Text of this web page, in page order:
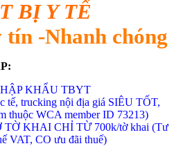
BỊ Y TẾ
-Nhanh chóng
KHẨU TBYT
trucking nội địa giá SIÊU TỐT,
thuộc WCA member ID 73213)
KHAI CHỈ TỪ 700k/tờ khai (Tư
VAT, CO ưu đãi thuế)